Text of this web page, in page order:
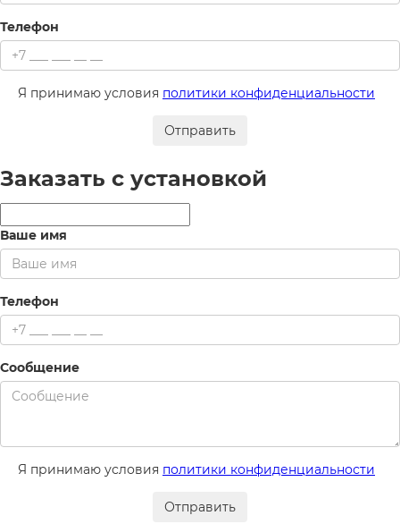
Телефон
Я принимаю условия политики конфиденциальности
Отправить
Заказать с установкой
Ваше имя
Телефон
Сообщение
Я принимаю условия политики конфиденциальности
Отправить